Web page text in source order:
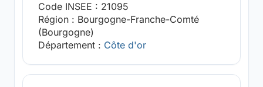
Code INSEE : 21095
Région : Bourgogne-Franche-Comté
(Bourgogne)
Département : Côte d'or